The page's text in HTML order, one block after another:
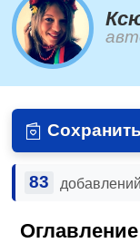
Сохранить
83
Оглавление